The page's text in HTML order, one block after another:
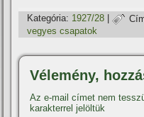
Kategória: 1927/28 |
vegyes csapatok
Vélemény,
Az e-mail címet nem
karakterrel jelöltük